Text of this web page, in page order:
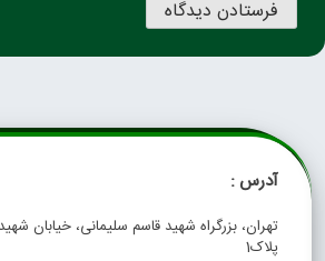
آدرس :
تهران، بزرگراه شهید قاسم سلیمانی، خیابان
پلاک1